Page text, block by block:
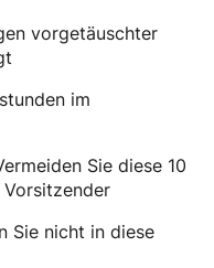
vorgetäuschter
im
Sie diese 10
Vorsitzender
Sie nicht in diese